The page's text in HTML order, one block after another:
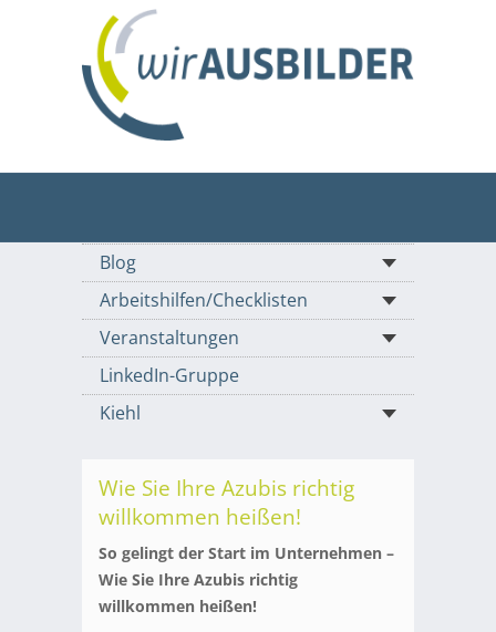
Blog
Arbeitshilfen/Checklisten
Veranstaltungen
LinkedIn-Gruppe
Kiehl
Wie Sie Ihre Azubis richtig
willkommen heißen!
So gelingt der Start im Unternehmen –
Wie Sie Ihre Azubis richtig
willkommen heißen!